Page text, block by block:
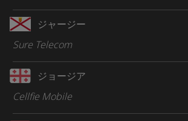
ジャージー
Sure Telecom
ジョージア
Cellfie Mobile